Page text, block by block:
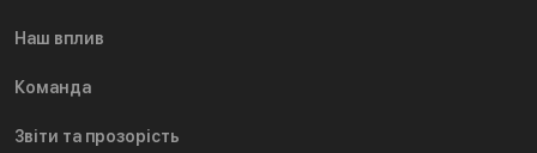
Наш вплив
Команда
Звіти та прозорість